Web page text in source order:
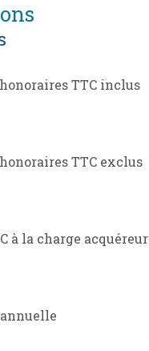
TTC inclus
TTC exclus
à la charge acquéreur